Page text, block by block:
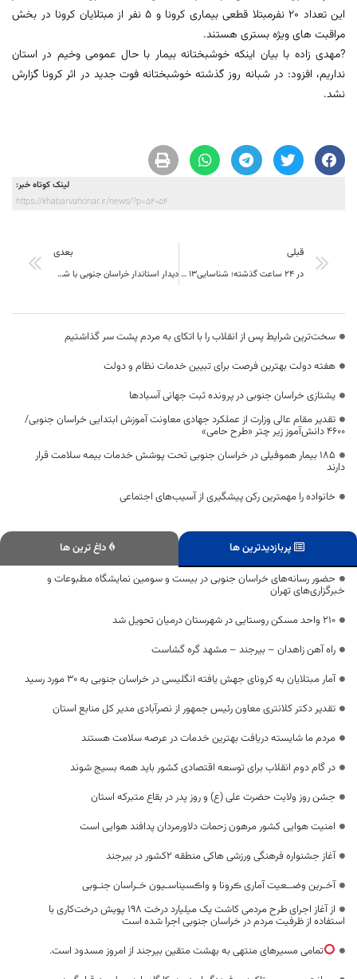
این تعداد ۲۰ نفرمبتلا قطعی بیماری کرونا و ۵ نفر از مبتلایان کرونا در بخش
مراقبت های ویژه بستری هستند.
?مهدی زاده با بیان اینکه خوشبختانه بیمار با حال عمومی وخیم در استان
نداریم، افزود: در شبانه روز گذشته خوشبختانه فوت جدید در اثر کرونا گزارش
نشد.
لینک کوتاه خبر:
https://khabarvahonar.ir/news/?p=54054
قبلی
در 24 ساعت گذشته؛ شناسایی۱۳ بیمار جدید کرونا در خراسان جنوبی
بعدی
دیدار استاندار خراسان جنوبی با شماری از جانبازان در بیرجند
سخت‌ترین شرایط پس از انقلاب را با اتکای به مردم پشت سر گذاشتیم
هفته دولت بهترین فرصت برای تبیین خدمات نظام و دولت
یشتازی خراسان جنوبی در پرونده ثبت جهانی آسبادها
تقدیر مقام عالی وزارت از عملکرد جهادی معاونت آموزش ابتدایی خراسان جنوبی/
۴۶۰۰ دانش‌آموز زیر چتر «طرح حامی»
۱۸۵ بیمار هموفیلی در خراسان جنوبی تحت پوشش خدمات بیمه سلامت قرار
دارند
خانواده را مهمترین رکن پیشگیری از آسیب‌های اجتماعی
پربازدیدترین ها
داغ ترین ها
حضور رسانه‌های خراسان جنوبی در بیست‌ و سومین نمایشگاه مطبوعات و
خبرگزاری‌های تهران
۲۱۰ واحد مسکن روستایی در شهرستان درمیان تحویل شد
راه آهن زاهدان – بیرجند – مشهد گره گشاست
آمار مبتلایان به کرونای جهش یافته انگلیسی در خراسان جنوبی به ۳۰ مورد رسید
تقدیر دکتر کلانتری معاون رئیس جمهور از نصرآبادی مدیر کل منابع استان
مردم ما شایسته دریافت بهترین خدمات در عرصه سلامت هستند
در گام دوم انقلاب برای توسعه اقتصادی کشور باید همه بسیج شوند
جشن روز ولایت حضرت علی (ع) و روز پدر در بقاع متبرکه استان
امنیت هوایی کشور مرهون زحمات دلاورمردان پدافند هوایی است
آغاز جشنواره فرهنگی ورزشی هاکی منطقه ۲کشور در بیرجند
آخـرین وضــعیت آماری ڪرونا و واڪسیناسـیون خـراسان جنـوبی
از آغاز اجرای طرح مردمی کاشت یک میلیارد درخت ۱۹۸ پویش درخت‌کاری با
استفاده از ظرفیت مردم در خراسان جنوبی اجرا شده است
تمامی مسیرهای منتهی به بهشت متقین بیرجند از امروز مسدود است.